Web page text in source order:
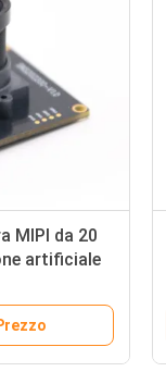
MIPI da 20
artificiale